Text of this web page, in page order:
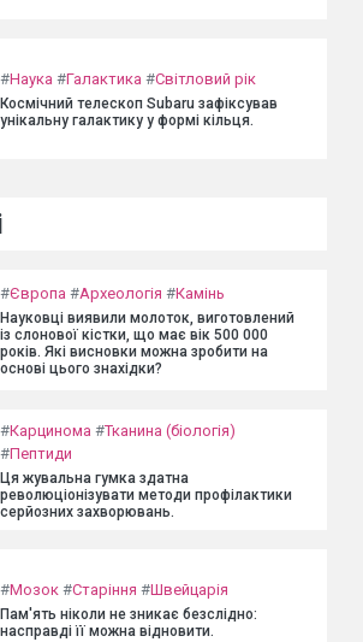
#Наука #Галактика #Світловий рік
Космічний телескоп Subaru зафіксував
унікальну галактику у формі кільця.
#Європа #Археологія #Камінь
Науковці виявили молоток, виготовлений
із слонової кістки, що має вік 500 000
років. Які висновки можна зробити на
основі цього знахідки?
#Карцинома #Тканина (біологія)
#Пептиди
Ця жувальна гумка здатна
революціонізувати методи профілактики
серйозних захворювань.
#Мозок #Старіння #Швейцарія
Пам'ять ніколи не зникає безслідно:
насправді її можна відновити.